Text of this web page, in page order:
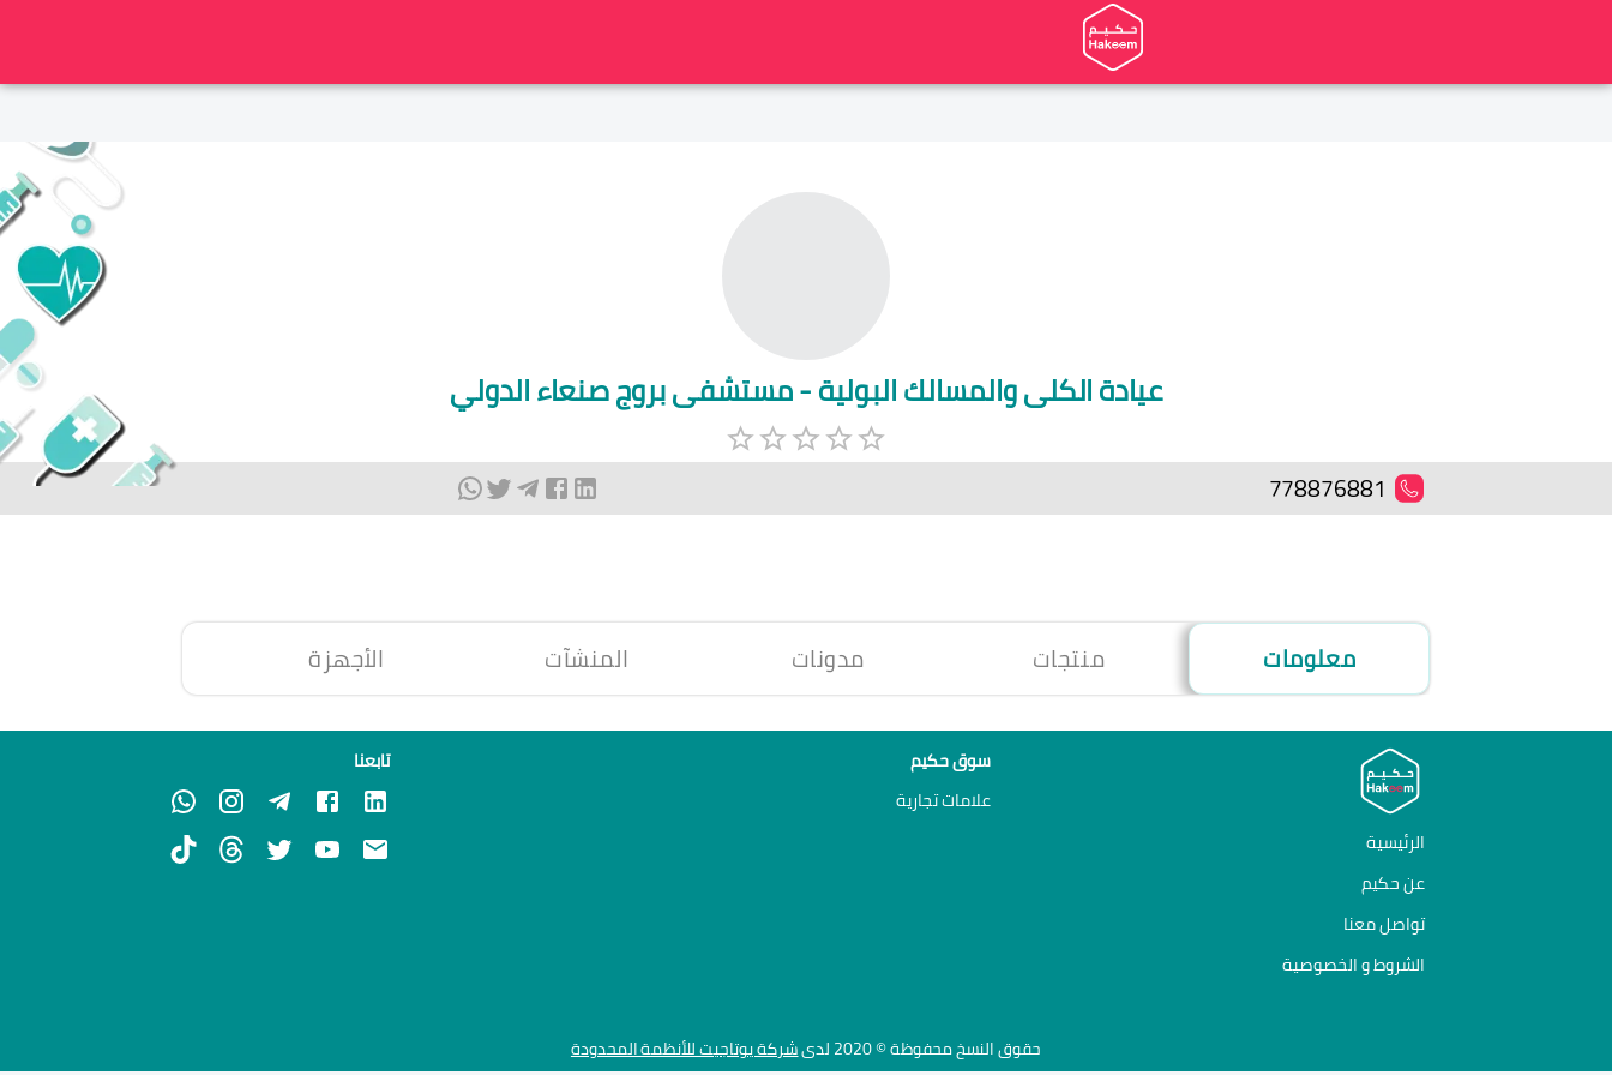
عيادة الكلى والمسالك البولية - مستشفى بروج صنعاء الدولي
778876881
معلومات منتجات مدونات المنشآت الأجهزة
الرئيسية
عن حكيم
تواصل معنا
الشروط و الخصوصية
سوق حكيم
علامات تجارية
تابعنا
حقوق النسخ محفوظة © 2020 لدى شركة يوتاجيت للأنظمة المحدودة